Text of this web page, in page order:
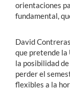
orientaciones
fundamental,
David
que pretende la
la posibilidad
perder el
flexibles a la